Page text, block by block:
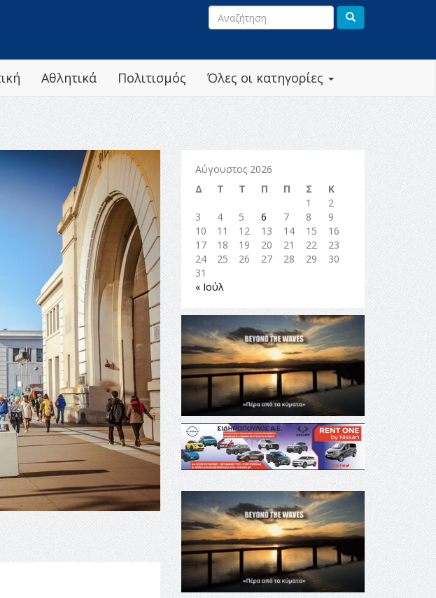
Όλες οι κατηγορίες
Αθλητικά Πολιτισμός
Αύγουστος 2026
Δ
Τ Τ Π Π Σ
Κ
1
2
3
4 5 6 7 8
9
10
11 12 13 14 15
16
17
18 19 20 21 22
23
24
25 26 27 28 29
30
31
« Ιούλ